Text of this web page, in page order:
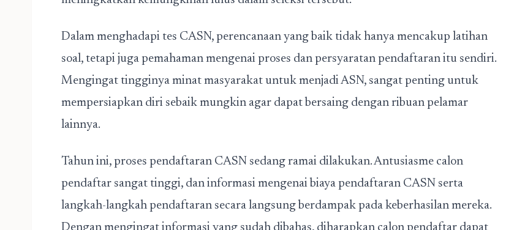
Dalam menghadapi tes CASN, perencanaan yang baik tidak hanya mencakup latihan
soal, tetapi juga pemahaman mengenai proses dan persyaratan pendaftaran itu sendiri.
Mengingat tingginya minat masyarakat untuk menjadi ASN, sangat penting untuk
mempersiapkan diri sebaik mungkin agar dapat bersaing dengan ribuan pelamar
lainnya.
Tahun ini, proses pendaftaran CASN sedang ramai dilakukan. Antusiasme calon
pendaftar sangat tinggi, dan informasi mengenai biaya pendaftaran CASN serta
langkah-langkah pendaftaran secara langsung berdampak pada keberhasilan mereka.
Dengan mengingat informasi yang sudah dibahas, diharapkan calon pendaftar dapat